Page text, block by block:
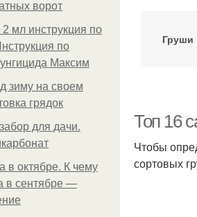
ворот
мл инструкция по
по
Максим
зиму на своем
грядок
для дачи.
в октябре. К чему
в сентябре —
Груши
Груши
Топ 16
Чтобы
сортовых